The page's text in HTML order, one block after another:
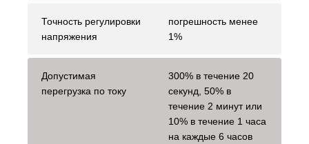
Точность регулировки
напряжения
погрешность менее
1%
Допустимая
перегрузка по току
300% в течение 20
секунд, 50% в
течение 2 минут или
10% в течение 1 часа
на каждые 6 часов